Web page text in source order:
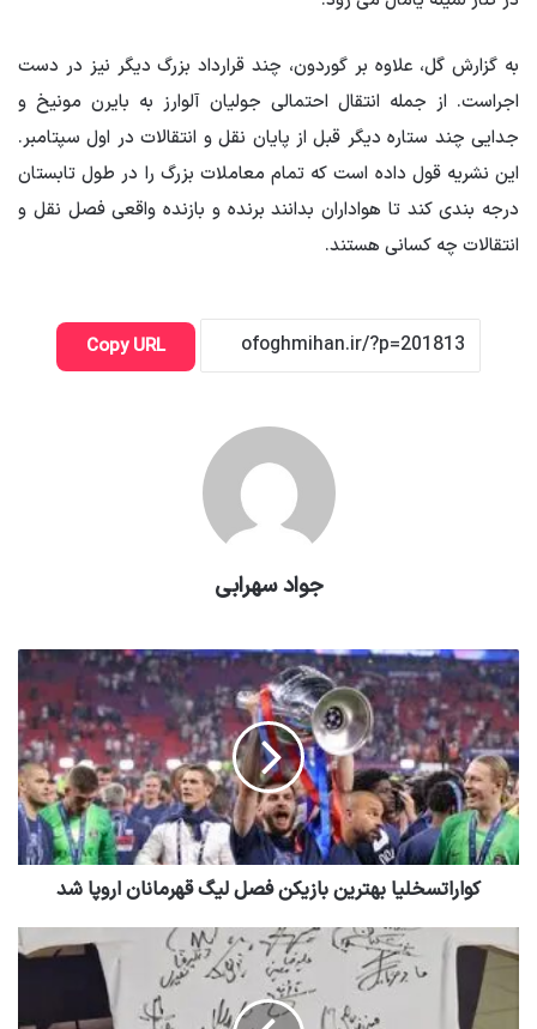
به گزارش گل، علاوه بر گوردون، چند قرارداد بزرگ دیگر نیز در دست
اجراست. از جمله انتقال احتمالی جولیان آلوارز به بایرن مونیخ و
جدایی چند ستاره دیگر قبل از پایان نقل و انتقالات در اول سپتامبر.
این نشریه قول داده است که تمام معاملات بزرگ را در طول تابستان
درجه بندی کند تا هواداران بدانند برنده و بازنده واقعی فصل نقل و
انتقالات چه کسانی هستند.
Copy URL
جواد سهرابی
کواراتسخلیا بهترین بازیکن فصل لیگ قهرمانان اروپا شد